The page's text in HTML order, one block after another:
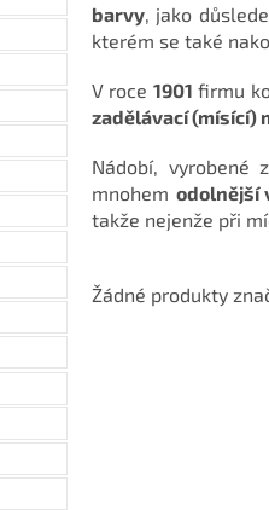
barvy , jako
kterém se také
V roce 1901 firmu
zadělávací (mísící)
Nádobí, vyrobené
mnohem odolnější
takže nejenže při
Žádné produkty